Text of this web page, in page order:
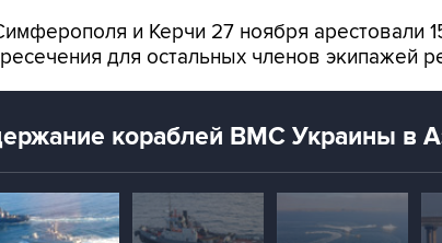
и Керчи 27 ноября арестовали
для остальных членов экипажей
кораблей ВМС Украины в